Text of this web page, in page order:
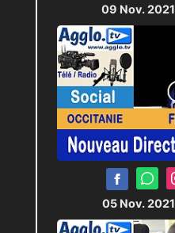
09 Nov. 2021
05 Nov. 2021